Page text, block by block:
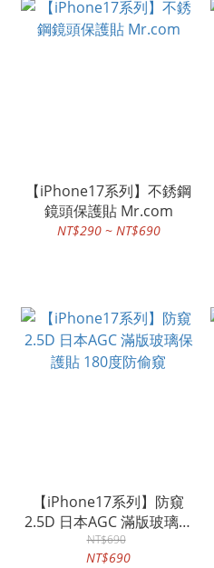
【iPhone17系列】不銹鋼
鏡頭保護貼 Mr.com
NT$290 ~ NT$690
【iPhone17系列】防窺
2.5D 日本AGC 滿版玻璃保
護貼 180度防偷窺
NT$690
NT$690